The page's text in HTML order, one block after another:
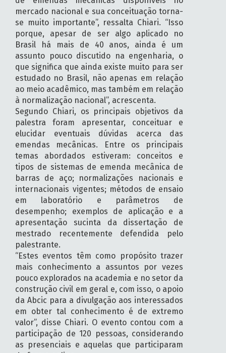
mercado nacional e sua conceituação torna-
se muito importante”, ressalta Chiari. “Isso
porque, apesar de ser algo aplicado no
Brasil há mais de 40 anos, ainda é um
assunto pouco discutido na engenharia, o
que significa que ainda existe muito para ser
estudado no Brasil, não apenas em relação
ao meio acadêmico, mas também em relação
à normalização nacional”, acrescenta.
Segundo Chiari, os principais objetivos da
palestra foram apresentar, conceituar e
elucidar eventuais dúvidas acerca das
emendas mecânicas. Entre os principais
temas abordados estiveram: conceitos e
tipos de sistemas de emenda mecânica de
barras de aço; normalizações nacionais e
internacionais vigentes; métodos de ensaio
em laboratório e parâmetros de
desempenho; exemplos de aplicação e a
apresentação sucinta da dissertação de
mestrado recentemente defendida pelo
palestrante.
“Estes eventos têm como propósito trazer
mais conhecimento a assuntos por vezes
pouco explorados na academia e no setor da
construção civil em geral e, com isso, o apoio
da Abcic para a divulgação aos interessados
em obter tal conhecimento é de extremo
valor”, disse Chiari. O evento contou com a
participação de 120 pessoas, considerando
as presenciais e aquelas que participaram